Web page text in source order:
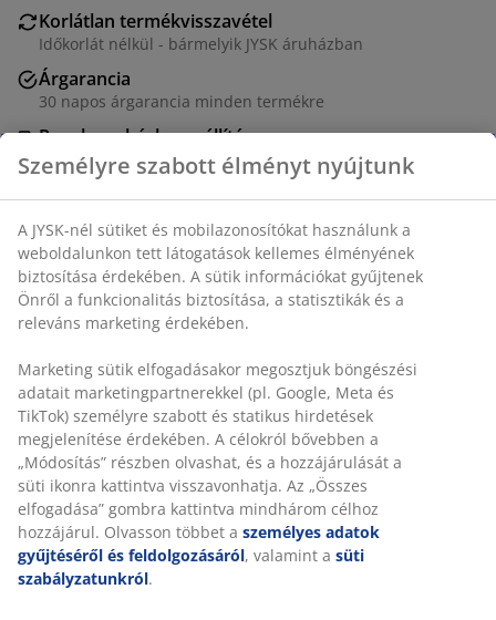
Korlátlan termékvisszavétel
Időkorlát nélkül - bármelyik JYSK áruházban
Árgarancia
30 napos árgarancia minden termékre
Rugalmas házhozszállítás
Gyors és egyszerű házhozszállítás, ahogy Ön szeretné
Fehér színű rakásolható kerti szék olajjal kezelt FSC®
keményfából készült üléssel és szövött polipropilén
háttámlával. Galvanizált acél vázzal. A tartós fát olajjal
kezelték a védelemért és a természetes szín
szín karbantartásáért és a nedvességgel szembeni
védelemért. A galvanizálás megvédi az acélt a kopástól
és rozsdától. A kerti szék rakásolható a kompakt
tárolás érdekében.
SKU: 3725176
Összeszerelési útmutató